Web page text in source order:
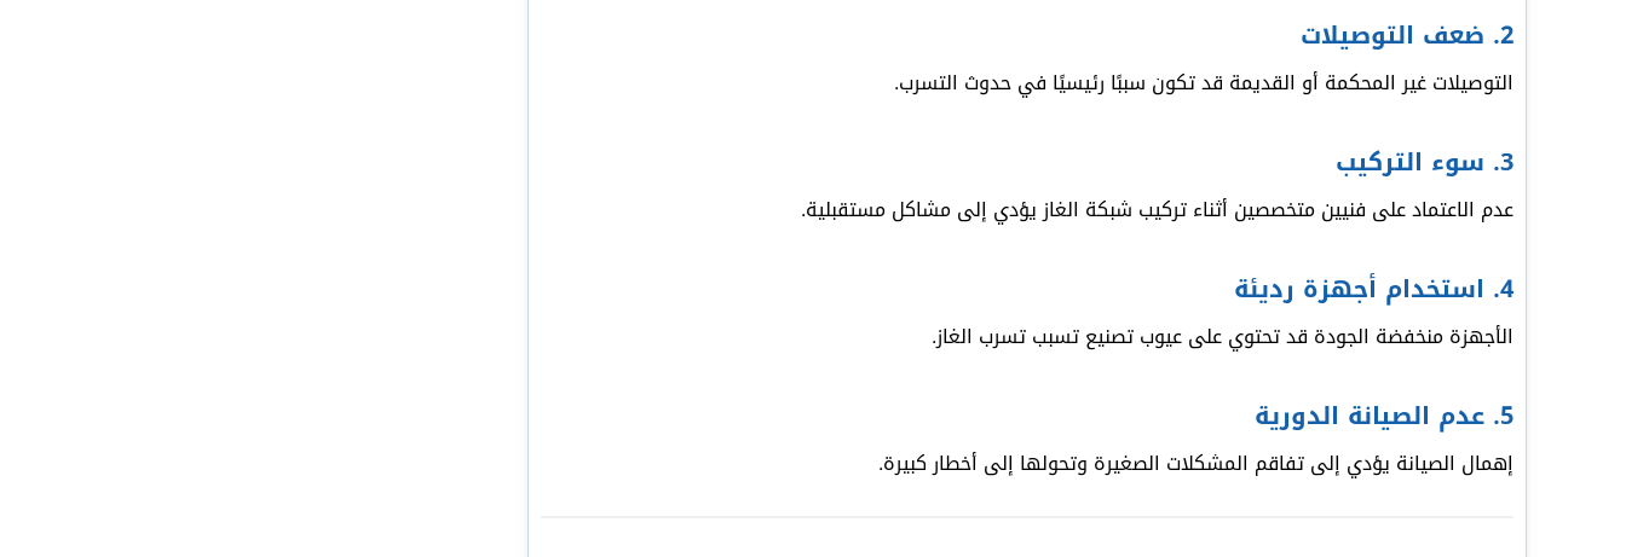
2. ضعف التوصيلات
التوصيلات غير المحكمة أو القديمة قد تكون سببًا رئيسيًا في حدوث التسرب.
3. سوء التركيب
عدم الاعتماد على فنيين متخصصين أثناء تركيب شبكة الغاز يؤدي إلى مشاكل مستقبلية.
4. استخدام أجهزة رديئة
الأجهزة منخفضة الجودة قد تحتوي على عيوب تصنيع تسبب تسرب الغاز.
5. عدم الصيانة الدورية
إهمال الصيانة يؤدي إلى تفاقم المشكلات الصغيرة وتحولها إلى أخطار كبيرة.